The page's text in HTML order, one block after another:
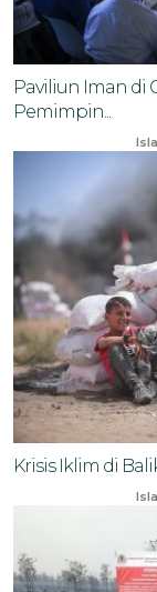
Paviliun Iman di
Pemimpin...
Krisis Iklim di